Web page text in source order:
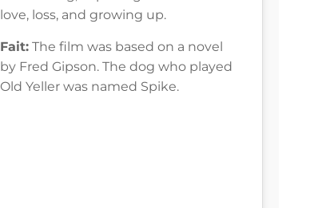
love, loss, and growing up.
Fait: The film was based on a novel
by Fred Gipson. The dog who played
Old Yeller was named Spike.